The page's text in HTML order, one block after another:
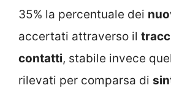
35% la percentuale dei
accertati attraverso il
contatti, stabile invece
rilevati per comparsa di